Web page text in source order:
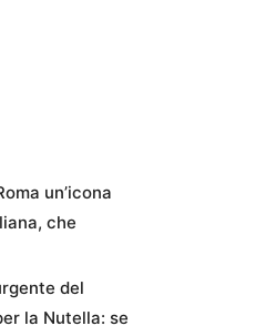
un’icona
che
del
la Nutella: se